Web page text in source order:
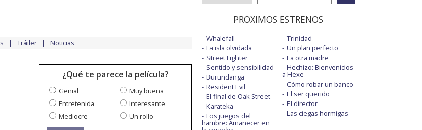
Tráiler Noticias
¿Qué te parece la película?
Genial
Muy buena
Entretenida
Interesante
Mediocre
Un rollo
PROXIMOS ESTRENOS
Whalefall
La isla olvidada
Street Fighter
Sentido y sensibilidad
Burundanga
Resident Evil
El final de Oak Street
Karateka
Los juegos del
hambre: Amanecer en
Trinidad
Un plan perfecto
La otra madre
Hechizo: Bienvenidos
a Hexe
Cómo robar un banco
El ser querido
El director
Las ciegas hormigas